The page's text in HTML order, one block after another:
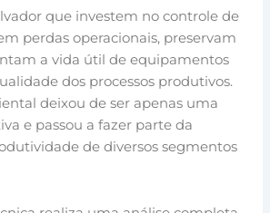
que investem no controle de
perdas operacionais, preservam
a vida útil de equipamentos
dos processos produtivos.
deixou de ser apenas uma
e passou a fazer parte da
de diversos segmentos